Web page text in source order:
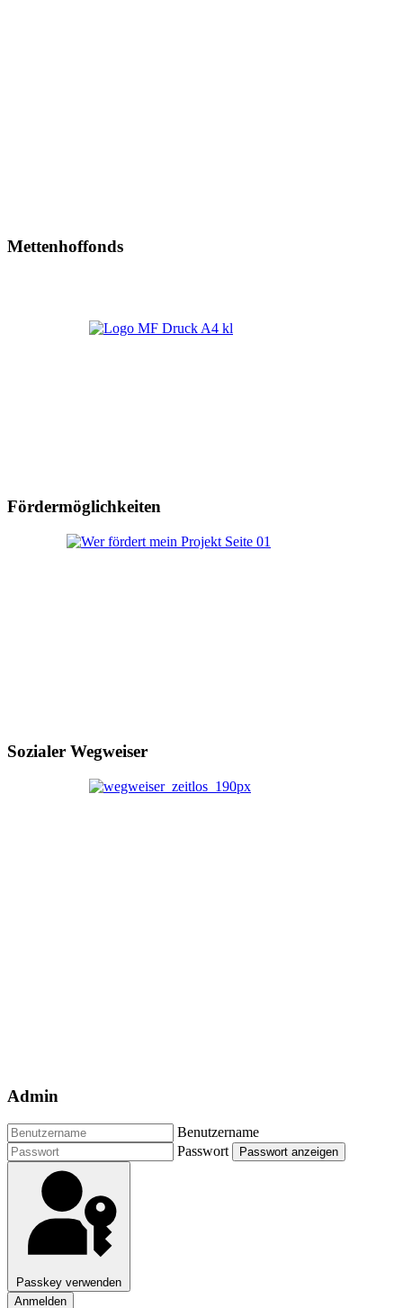
Mettenhoffonds
Fördermöglichkeiten
Sozialer Wegweiser
Admin
Benutzername
Passwort
Passwort anzeigen
Passkey verwenden
Anmelden